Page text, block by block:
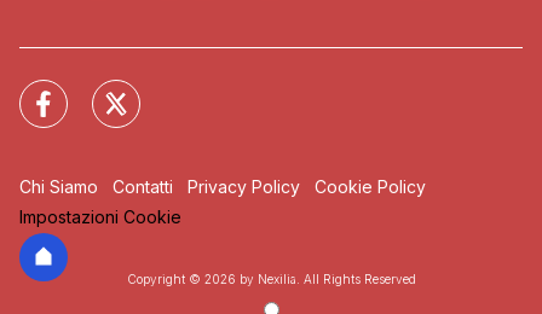
Chi Siamo Contatti Privacy Policy
Cookie Policy
Impostazioni Cookie
Copyright © 2026 by Nexilia. All Rights Reserved